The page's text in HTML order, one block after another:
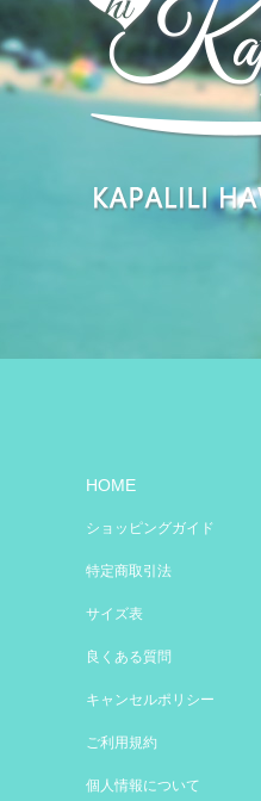
HOME
ショッピングガイド
特定商取引法
サイズ表
良くある質問
キャンセルポリシー
ご利用規約
個人情報について